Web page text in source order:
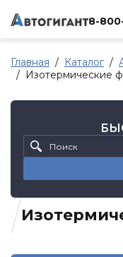
8-
Главная Каталог
Изотермические